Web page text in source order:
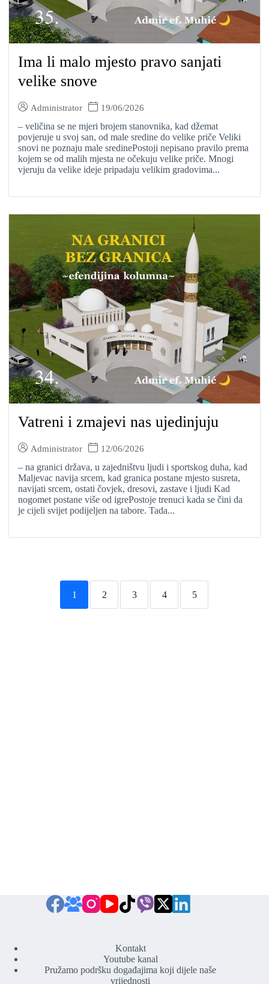
Ima li malo mjesto pravo sanjati
velike snove
Administrator
19/06/2026
– veličina se ne mjeri brojem stanovnika, kad džemat
povjeruje u svoj san, od male sredine do velike priče Veliki
snovi ne poznaju male sredinePostoji nepisano pravilo prema
kojem se od malih mjesta ne očekuju velike priče. Mnogi
vjeruju da velike ideje pripadaju velikim gradovima...
Vatreni i zmajevi nas ujedinjuju
Administrator
12/06/2026
– na granici država, u zajedništvu ljudi i sportskog duha, kad
Maljevac navija srcem, kad granica postane mjesto susreta,
navijati srcem, ostati čovjek, dresovi, zastave i ljudi Kad
nogomet postane više od igrePostoje trenuci kada se čini da
je cijeli svijet podijeljen na tabore. Tada...
1 2 3 4 5
Kontakt
Youtube kanal
Pružamo podršku događajima koji dijele naše
vrijednosti